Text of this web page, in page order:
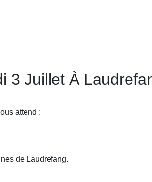
3 Juillet À
attend :
de Laudrefang.